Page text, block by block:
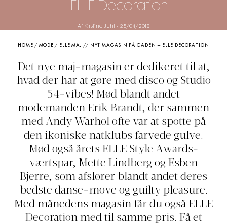
+ ELLE Decoration
Af Kirstine Juhl - 25/04/2018
HOME / MODE / ELLE MAJ // NYT MAGASIN PÅ GADEN + ELLE DECORATION
Det nye maj-magasin er dedikeret til at,
hvad der har at gøre med disco og Studio
54-vibes! Mød blandt andet
modemanden Erik Brandt, der sammen
med Andy Warhol ofte var at spotte på
den ikoniske natklubs farvede gulve.
Mød også årets ELLE Style Awards-
værtspar, Mette Lindberg og Esben
Bjerre, som afslører blandt andet deres
bedste danse-move og guilty pleasure.
Med månedens magasin får du også ELLE
Decoration med til samme pris. Få et